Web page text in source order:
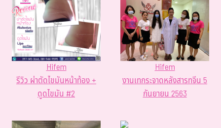
Hifem
รีวิว ผ่าตัดไขมันหน้าท้อง +
ดูดไขมัน #2
Hifem
งานเทกระจาดหลังสารทจีน 5
กันยายน 2563